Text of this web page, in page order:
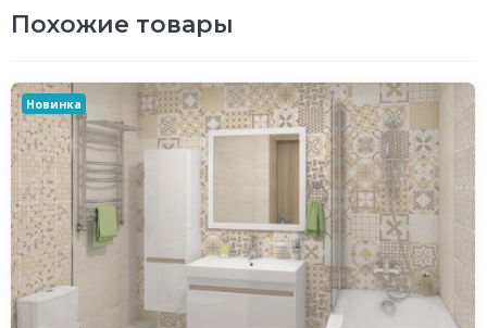
Похожие товары
Новинка